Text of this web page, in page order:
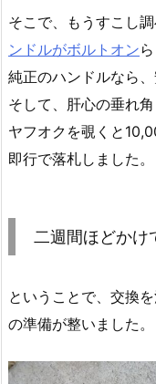
そこで、もうすこし調
ンドルがボルトオン
純正のハンドルなら
そして、肝心の垂れ角
ヤフオクを覗くと
即行で落札しました。
二週間ほどかけ
ということで、交換
の準備が整いました。